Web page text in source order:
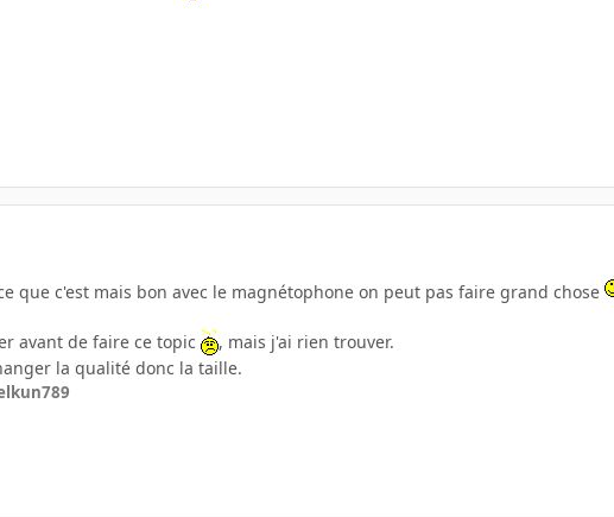
que c'est mais bon avec le magnétophone on peut pas faire grand chose
avant de faire ce topic
, mais j'ai rien trouver.
la qualité donc la taille.